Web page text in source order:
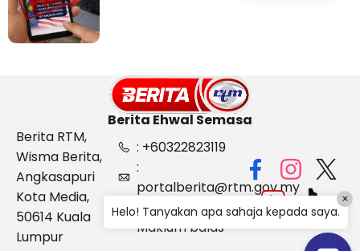
Berita Ehwal Semasa
Berita RTM,
Wisma Berita,
Angkasapuri
Kota Media,
50614 Kuala
Lumpur
: +60322823119
:
portalberita@rtm.gov.my
: Aduan &
Maklum balas
Helo! Tanyakan apa sahaja kepada saya.
×